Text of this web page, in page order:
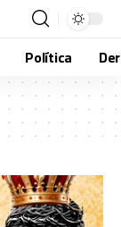
Política